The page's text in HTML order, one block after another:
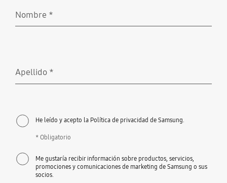
Nombre *
Apellido *
He leído y acepto la Política de privacidad de Samsung.
* Obligatorio
Me gustaría recibir información sobre productos, servicios,
promociones y comunicaciones de marketing de Samsung o sus
socios.